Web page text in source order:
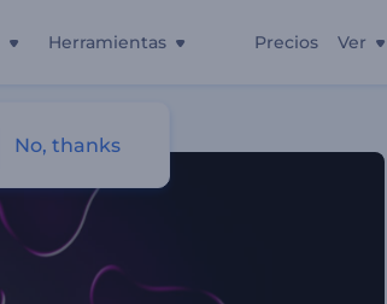
Herramientas Precios Ver
No, thanks